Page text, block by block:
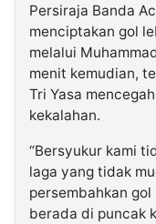
Persiraja Banda
menciptakan gol
melalui
menit kemudian,
Tri Yasa
kekalahan.
“Bersyukur kami
laga yang tidak
persembahkan
berada di puncak